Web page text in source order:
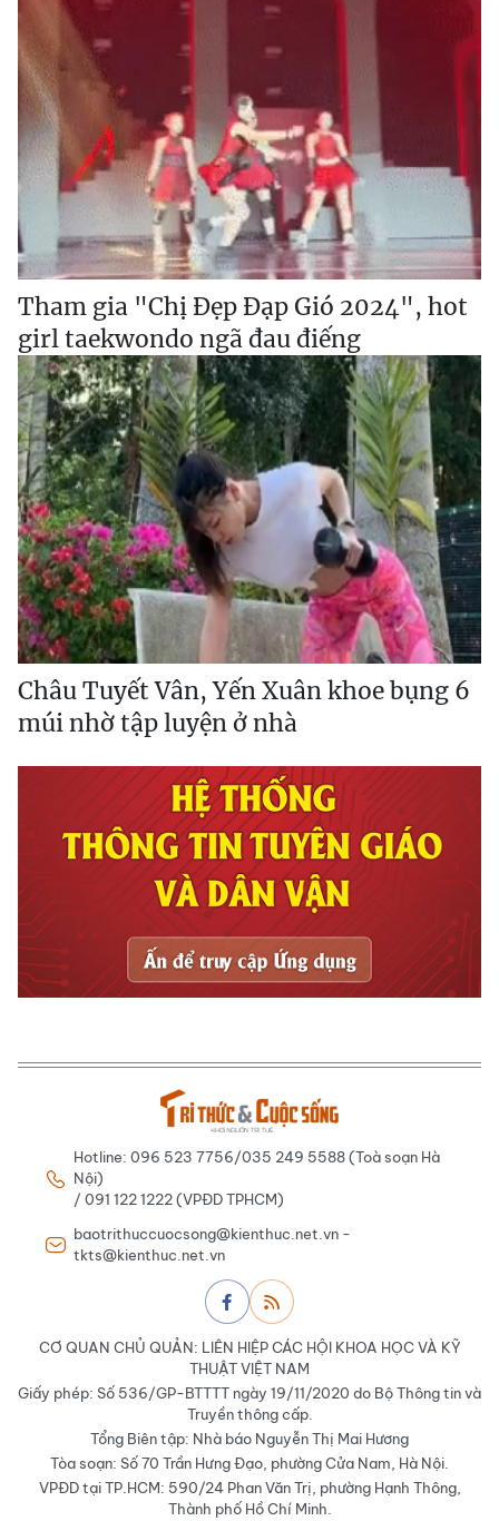
Tham gia "Chị Đẹp Đạp Gió 2024", hot
girl taekwondo ngã đau điếng
Châu Tuyết Vân, Yến Xuân khoe bụng 6
múi nhờ tập luyện ở nhà
Hotline: 096 523 7756/035 249 5588 (Toà soạn Hà
Nội)
/ 091 122 1222 (VPĐD TPHCM)
baotrithuccuocsong@kienthuc.net.vn -
tkts@kienthuc.net.vn
CƠ QUAN CHỦ QUẢN: LIÊN HIỆP CÁC HỘI KHOA HỌC VÀ KỸ
THUẬT VIỆT NAM
Giấy phép: Số 536/GP-BTTTT ngày 19/11/2020 do Bộ Thông tin và
Truyền thông cấp.
Tổng Biên tập: Nhà báo Nguyễn Thị Mai Hương
Tòa soạn: Số 70 Trần Hưng Đạo, phường Cửa Nam, Hà Nội.
VPĐD tại TP.HCM: 590/24 Phan Văn Trị, phường Hạnh Thông,
Thành phố Hồ Chí Minh.